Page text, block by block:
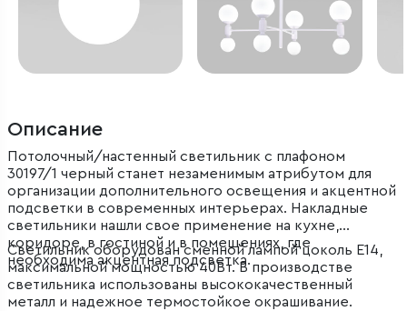
Описание
Потолочный/настенный светильник с плафоном
30197/1 черный станет незаменимым атрибутом для
организации дополнительного освещения и акцентной
подсветки в современных интерьерах. Накладные
светильники нашли свое применение на кухне,
коридоре, в гостиной и в помещениях, где
необходима акцентная подсветка.
Светильник оборудован сменной лампой цоколь Е14,
максимальной мощностью 40Вт. В производстве
светильника использованы высококачественный
металл и надежное термостойкое окрашивание.